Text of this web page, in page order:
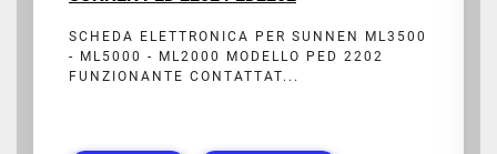
SCHEDA ELETTRONICA PER SUNNEN ML3500
- ML5000 - ML2000 MODELLO PED 2202
FUNZIONANTE CONTATTAT...